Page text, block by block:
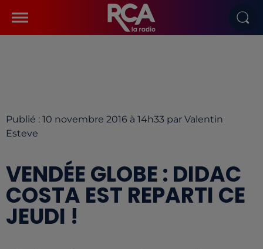
Publié : 10 novembre 2016 à 14h33 par Valentin
Esteve
VENDÉE GLOBE : DIDAC
COSTA EST REPARTI CE
JEUDI !